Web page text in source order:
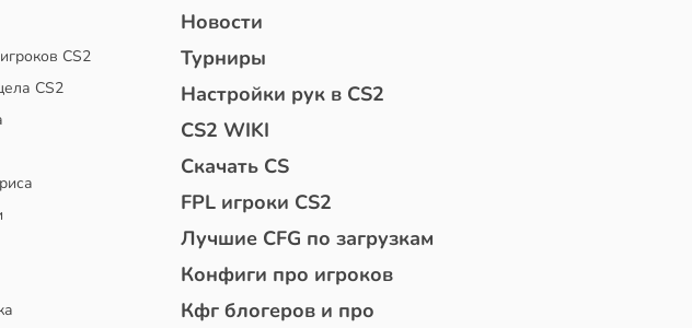
CS2
CS2
Новости
Турниры
Настройки рук в CS2
CS2 WIKI
Скачать CS
FPL игроки CS2
Лучшие CFG по загрузкам
Конфиги про игроков
Кфг блогеров и про